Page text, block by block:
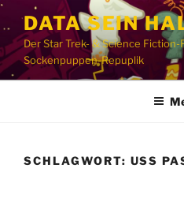
Zum
Inhalt
springen
DATA SEIN
Der Star Trek- & Science
Sockenpuppen-Repuplik
SCHLAGWORT: USS